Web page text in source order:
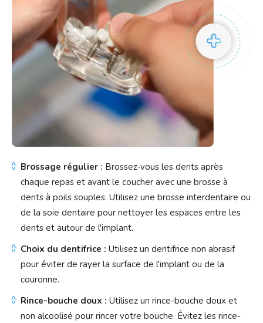
Brossage régulier : Brossez-vous les dents après
chaque repas et avant le coucher avec une brosse à
dents à poils souples. Utilisez une brosse interdentaire ou
de la soie dentaire pour nettoyer les espaces entre les
dents et autour de l'implant.
Choix du dentifrice : Utilisez un dentifrice non abrasif
pour éviter de rayer la surface de l'implant ou de la
couronne.
Rince-bouche doux : Utilisez un rince-bouche doux et
non alcoolisé pour rincer votre bouche. Évitez les rince-